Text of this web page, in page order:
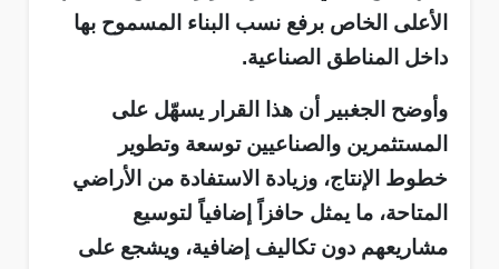
الأعلى الخاص برفع نسب البناء المسموح بها
داخل المناطق الصناعية.
وأوضح الجغبير أن هذا القرار يسهّل على
المستثمرين والصناعيين توسعة وتطوير
خطوط الإنتاج، وزيادة الاستفادة من الأراضي
المتاحة، ما يمثل حافزاً إضافياً لتوسيع
مشاريعهم دون تكاليف إضافية، ويشجع على